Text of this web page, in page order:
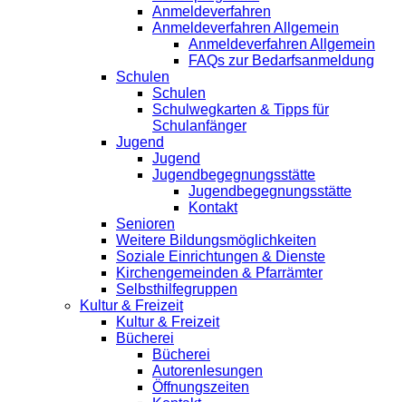
Anmeldeverfahren
Anmeldeverfahren Allgemein
Anmeldeverfahren Allgemein
FAQs zur Bedarfsanmeldung
Schulen
Schulen
Schulwegkarten & Tipps für
Schulanfänger
Jugend
Jugend
Jugendbegegnungsstätte
Jugendbegegnungsstätte
Kontakt
Senioren
Weitere Bildungsmöglichkeiten
Soziale Einrichtungen & Dienste
Kirchengemeinden & Pfarrämter
Selbsthilfegruppen
Kultur & Freizeit
Kultur & Freizeit
Bücherei
Bücherei
Autorenlesungen
Öffnungszeiten